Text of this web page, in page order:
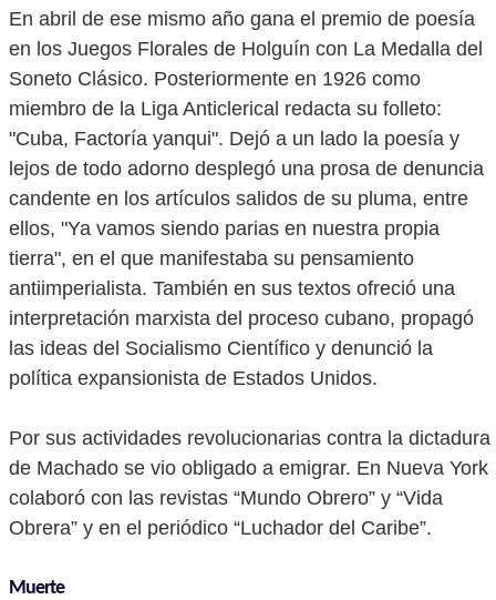
En abril de ese mismo año gana el premio de poesía
en los Juegos Florales de Holguín con La Medalla del
Soneto Clásico. Posteriormente en 1926 como
miembro de la Liga Anticlerical redacta su folleto:
"Cuba, Factoría yanqui". Dejó a un lado la poesía y
lejos de todo adorno desplegó una prosa de denuncia
candente en los artículos salidos de su pluma, entre
ellos, "Ya vamos siendo parias en nuestra propia
tierra", en el que manifestaba su pensamiento
antiimperialista. También en sus textos ofreció una
interpretación marxista del proceso cubano, propagó
las ideas del Socialismo Científico y denunció la
política expansionista de Estados Unidos.
Por sus actividades revolucionarias contra la dictadura
de Machado se vio obligado a emigrar. En Nueva York
colaboró con las revistas “Mundo Obrero” y “Vida
Obrera” y en el periódico “Luchador del Caribe”.
Muerte